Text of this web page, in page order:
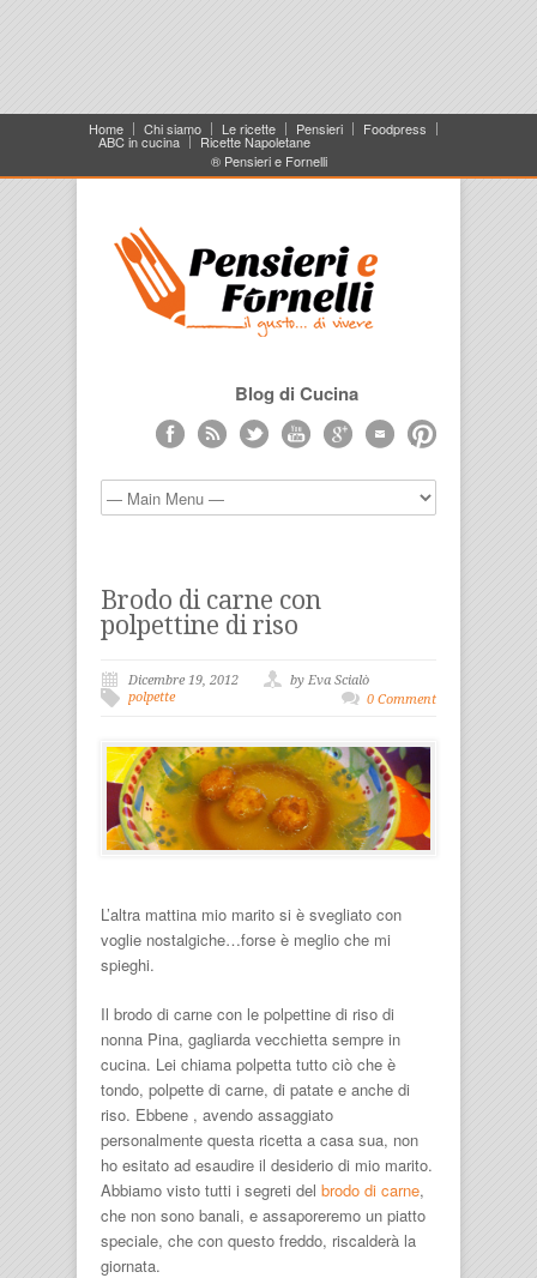
Home Chi siamo Le ricette Pensieri Foodpress
ABC in cucina
Ricette Napoletane
® Pensieri e Fornelli
Blog di Cucina
Brodo di carne con
polpettine di riso
Dicembre 19, 2012
by Eva Scialò
polpette
0 Comment
L’altra mattina mio marito si è svegliato con
voglie nostalgiche…forse è meglio che mi
spieghi.
Il brodo di carne con le polpettine di riso di
nonna Pina, gagliarda vecchietta sempre in
cucina. Lei chiama polpetta tutto ciò che è
tondo, polpette di carne, di patate e anche di
riso. Ebbene , avendo assaggiato
personalmente questa ricetta a casa sua, non
ho esitato ad esaudire il desiderio di mio marito.
Abbiamo visto tutti i segreti del brodo di carne,
che non sono banali, e assaporeremo un piatto
speciale, che con questo freddo, riscalderà la
giornata.